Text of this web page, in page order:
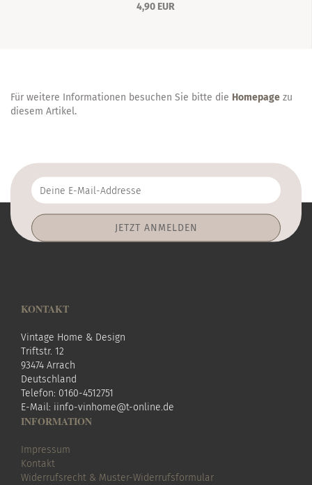
4,90 EUR
Für weitere Informationen besuchen Sie bitte die Homepage zu
diesem Artikel.
Deine
E-
Addresse
KONTAKT
Vintage Home & Design
Triftstr. 12
93474 Arrach
Deutschland
Telefon: 0160-4512751
E-Mail: iinfo-vinhome@t-online.de
INFORMATION
Impressum
Kontakt
Widerrufsrecht & Muster-Widerrufsformular